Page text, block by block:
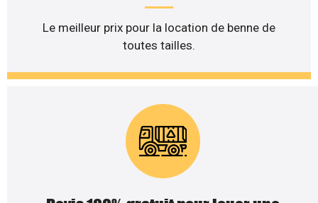
Le meilleur prix pour la location de benne de
toutes tailles.